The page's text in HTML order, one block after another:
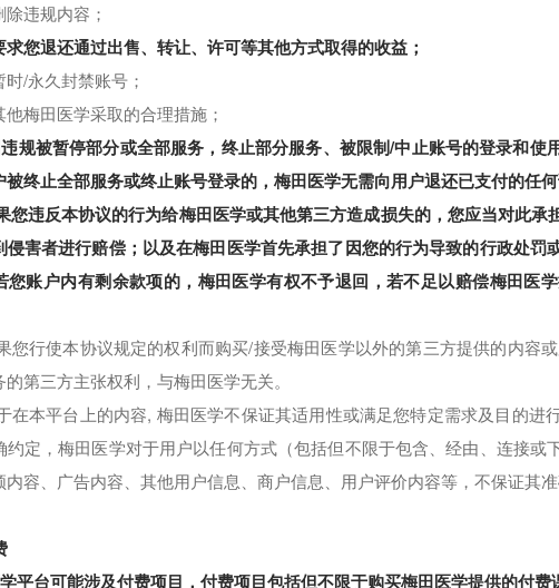
除违规内容；
求您退还通过出售、转让、许可等其他方式取得的收益；
时/永久封禁账号；
他梅田医学采取的合理措施；
规被暂停部分或全部服务，终止部分服务、被限制/中止账号的登录和
被终止全部服务或终止账号登录的，梅田医学无需向用户退还已支付的任何
您违反本协议的行为给梅田医学或其他第三方造成损失的，您应当对此
侵害者进行赔偿；以及在梅田医学首先承担了因您的行为导致的行政处
您账户内有剩余款项的，梅田医学有权不予退回，若不足以赔偿梅田医
您行使本协议规定的权利而购买/接受梅田医学以外的第三方提供的内容
第三方主张权利，与梅田医学无关。
在本平台上的内容, 梅田医学不保证其适用性或满足您特定需求及目的进
约定，梅田医学对于用户以任何方式（包括但不限于包含、经由、连接或
容、广告内容、其他用户信息、商户信息、用户评价内容等，不保证其准
平台可能涉及付费项目，付费项目包括但不限于购买梅田医学提供的付费